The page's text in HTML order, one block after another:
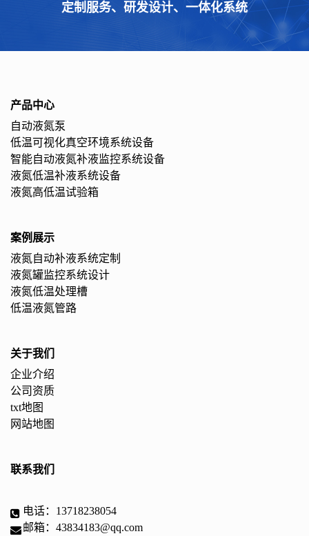
定制服务、研发设计、一体化系统
产品中心
自动液氮泵
低温可视化真空环境系统设备
智能自动液氮补液监控系统设备
液氮低温补液系统设备
液氮高低温试验箱
案例展示
液氮自动补液系统定制
液氮罐监控系统设计
液氮低温处理槽
低温液氮管路
关于我们
企业介绍
公司资质
txt地图
网站地图
联系我们
电话：13718238054
邮箱：43834183@qq.com